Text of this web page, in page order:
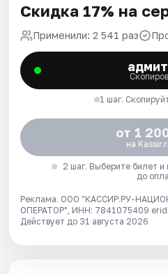
Скидка 17% на
Применили: 2 541 раз
1 шаг.
от 1
на
2 шаг. Выберите билет
до
Реклама. ООО "КАССИР.РУ-
ОПЕРАТОР", ИНН: 7841075409
Действует до 31 августа 2026